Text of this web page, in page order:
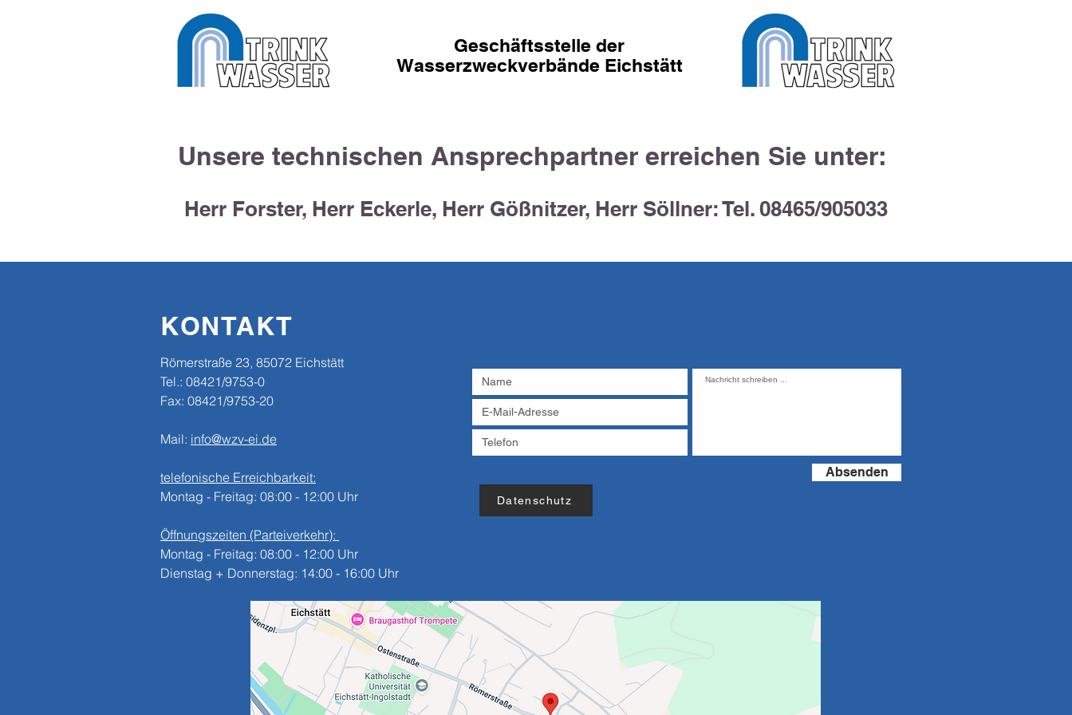
Geschäftsstelle der
Wasserzweckverbände Eichstätt
Unsere technischen Ansprechpartner erreichen Sie unter:
Herr Forster, Herr Eckerle, Herr Gößnitzer, Herr Söllner: Tel. 08465/905033
KONTAKT
​​Römerstraße 23, 85072 Eichstätt
Tel.: 08421/9753-0
Fax: 08421/9753-20
Mail: info@wzv-ei.de
telefonische Erreichbarkeit:
Montag - Freitag: 08:00 - 12:00 Uhr
Öffnungszeiten (Parteiverkehr):
Montag - Freitag: 08:00 - 12:00 Uhr
Dienstag + Donnerstag: 14:00 - 16:00 Uhr
Absenden
Datenschutz